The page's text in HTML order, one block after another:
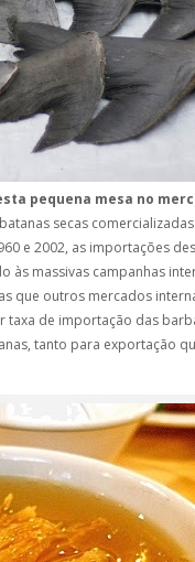
pequena mesa no
secas
e 2002, as importações
às massivas campanhas
que outros mercados
de importação das
tanto para exportação